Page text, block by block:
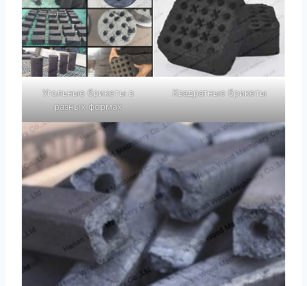
Угольные брикеты в
разных формах
Квадратные брикеты